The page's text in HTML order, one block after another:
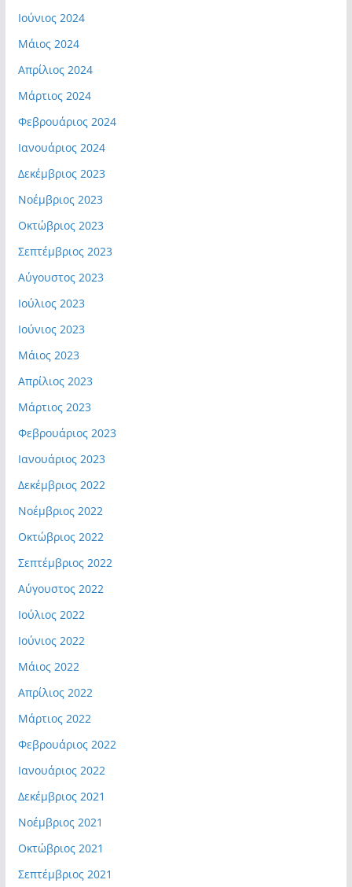
Ιούνιος 2024
Μάιος 2024
Απρίλιος 2024
Μάρτιος 2024
Φεβρουάριος 2024
Ιανουάριος 2024
Δεκέμβριος 2023
Νοέμβριος 2023
Οκτώβριος 2023
Σεπτέμβριος 2023
Αύγουστος 2023
Ιούλιος 2023
Ιούνιος 2023
Μάιος 2023
Απρίλιος 2023
Μάρτιος 2023
Φεβρουάριος 2023
Ιανουάριος 2023
Δεκέμβριος 2022
Νοέμβριος 2022
Οκτώβριος 2022
Σεπτέμβριος 2022
Αύγουστος 2022
Ιούλιος 2022
Ιούνιος 2022
Μάιος 2022
Απρίλιος 2022
Μάρτιος 2022
Φεβρουάριος 2022
Ιανουάριος 2022
Δεκέμβριος 2021
Νοέμβριος 2021
Οκτώβριος 2021
Σεπτέμβριος 2021